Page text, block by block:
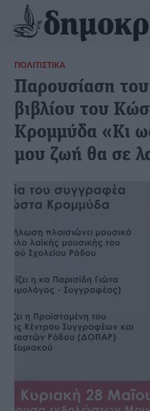
ΠΟΛΙΤΙΣΤΙΚΆ
Παρουσίαση
βιβλίου του
Κρομμύδα «Κι
μου ζωή θα σε